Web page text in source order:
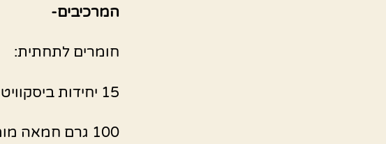
המרכיבים-
חומרים לתחתית:
15 יחידות ביסקוויטים פתי בר מפוררים
100 גרם חמאה מומסת